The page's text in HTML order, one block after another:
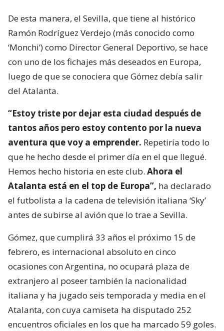
De esta manera, el Sevilla, que tiene al histórico
Ramón Rodríguez Verdejo (más conocido como
‘Monchi’) como Director General Deportivo, se hace
con uno de los fichajes más deseados en Europa,
luego de que se conociera que Gómez debía salir
del Atalanta.
“Estoy triste por dejar esta ciudad después de
tantos años pero estoy contento por la nueva
aventura que voy a emprender. Repetiría todo lo
que he hecho desde el primer día en el que llegué.
Hemos hecho historia en este club. Ahora el
Atalanta está en el top de Europa”, ha declarado
el futbolista a la cadena de televisión italiana ‘Sky’
antes de subirse al avión que lo trae a Sevilla.
Gómez, que cumplirá 33 años el próximo 15 de
febrero, es internacional absoluto en cinco
ocasiones con Argentina, no ocupará plaza de
extranjero al poseer también la nacionalidad
italiana y ha jugado seis temporada y media en el
Atalanta, con cuya camiseta ha disputado 252
encuentros oficiales en los que ha marcado 59 goles.